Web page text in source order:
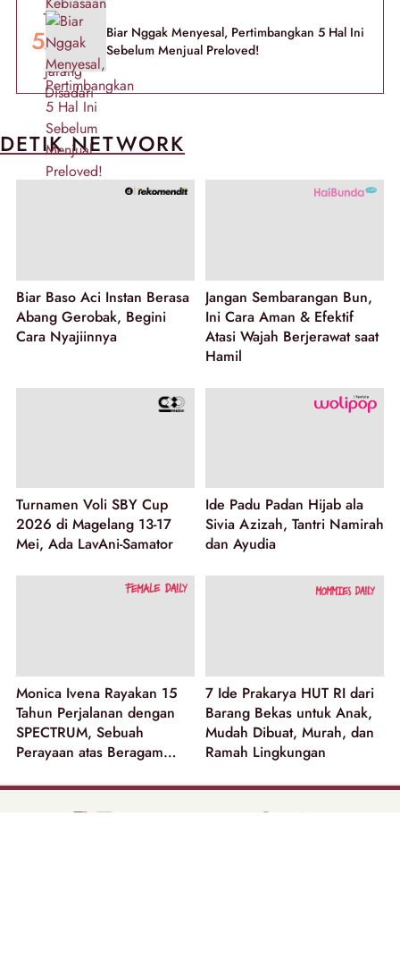
Biar Nggak Menyesal, Pertimbangkan 5 Hal Ini
Sebelum Menjual Preloved!
DETIK NETWORK
Biar Baso Aci Instan Berasa
Abang Gerobak, Begini
Cara Nyajiinnya
Jangan Sembarangan Bun,
Ini Cara Aman & Efektif
Atasi Wajah Berjerawat saat
Hamil
Turnamen Voli SBY Cup
2026 di Magelang 13-17
Mei, Ada LavAni-Samator
Ide Padu Padan Hijab ala
Sivia Azizah, Tantri Namirah
dan Ayudia
Monica Ivena Rayakan 15
Tahun Perjalanan dengan
SPECTRUM, Sebuah
Perayaan atas Beragam
7 Ide Prakarya HUT RI dari
Barang Bekas untuk Anak,
Mudah Dibuat, Murah, dan
Ramah Lingkungan